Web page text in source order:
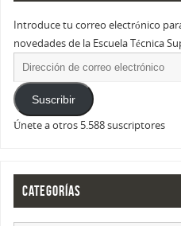
Introduce tu correo electrónico
novedades de la Escuela Técnica
Suscribir
Únete a otros 5.588 suscriptores
CATEGORÍAS